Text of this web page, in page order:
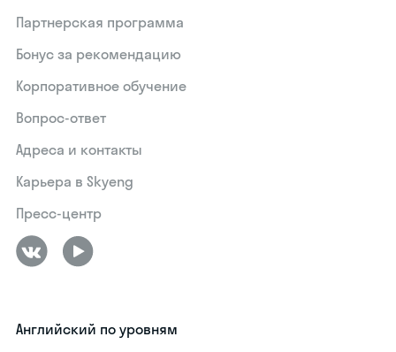
Партнерская программа
Бонус за рекомендацию
Корпоративное обучение
Вопрос-ответ
Адреса и контакты
Карьера в Skyeng
Пресс-центр
Английский по уровням